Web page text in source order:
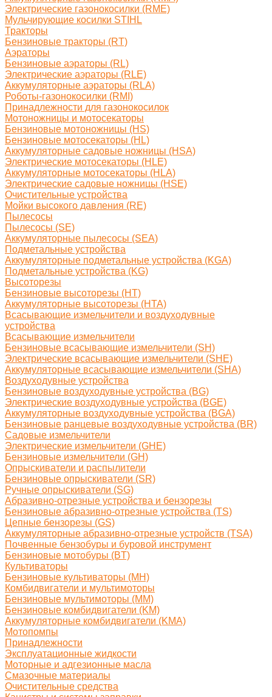
Электрические газонокосилки (RME)
Мульчирующие косилки STIHL
Тракторы
Бензиновые тракторы (RT)
Аэраторы
Бензиновые аэраторы (RL)
Электрические аэраторы (RLE)
Аккумуляторные аэраторы (RLA)
Роботы-газонокосилки (RMI)
Принадлежности для газонокосилок
Мотоножницы и мотосекаторы
Бензиновые мотоножницы (HS)
Бензиновые мотосекаторы (HL)
Аккумуляторные садовые ножницы (HSA)
Электрические мотосекаторы (HLE)
Аккумуляторные мотосекаторы (HLA)
Электрические садовые ножницы (HSE)
Очистительные устройства
Мойки высокого давления (RE)
Пылесосы
Пылесосы (SE)
Аккумуляторные пылесосы (SEA)
Подметальные устройства
Аккумуляторные подметальные устройства (KGA)
Подметальные устройства (KG)
Высоторезы
Бензиновые высоторезы (HT)
Аккумуляторные высоторезы (HTA)
Всасывающие измельчители и воздуходувные
устройства
Всасывающие измельчители
Бензиновые всасывающие измельчители (SH)
Электрические всасывающие измельчители (SHE)
Аккумуляторные всасывающие измельчители (SHA)
Воздуходувные устройства
Бензиновые воздуходувные устройства (BG)
Электрические воздуходувные устройства (BGE)
Аккумуляторные воздуходувные устройства (BGA)
Бензиновые ранцевые воздуходувные устройства (BR)
Садовые измельчители
Электрические измельчители (GHE)
Бензиновые измельчители (GH)
Опрыскиватели и распылители
Бензиновые опрыскиватели (SR)
Ручные опрыскиватели (SG)
Абразивно-отрезные устройства и бензорезы
Бензиновые абразивно-отрезные устройства (TS)
Цепные бензорезы (GS)
Аккумуляторные абразивно-отрезные устройств (TSA)
Почвенные бензобуры и буровой инструмент
Бензиновые мотобуры (BT)
Культиваторы
Бензиновые культиваторы (MH)
Комбидвигатели и мультимоторы
Бензиновые мультимоторы (MM)
Бензиновые комбидвигатели (KM)
Аккумуляторные комбидвигатели (KMA)
Мотопомпы
Принадлежности
Эксплуатационные жидкости
Моторные и адгезионные масла
Смазочные материалы
Очистительные средства